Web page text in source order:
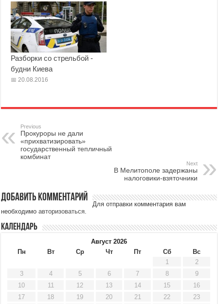
Разборки со стрельбой -
будни Киева
20.08.2016
Previous
Прокуроры не дали
«прихватизировать»
государственный тепличный
комбинат
Next
В Мелитополе задержаны
налоговики-взяточники
Добавить комментарий
Для отправки комментария вам
необходимоавторизоваться
Календарь
Август 2026
Пн
Вт Ср Чт Пт Сб
Вс
1
2
3
4 5 6 7 8
9
10
11 12 13 14 15
16
17
18 19 20 21 22
23